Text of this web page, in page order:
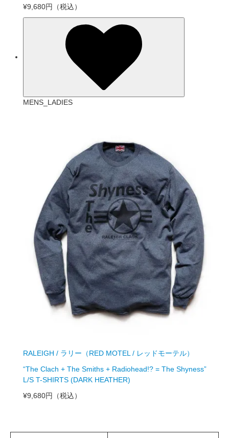
¥9,680円
（税込）
MENS_LADIES
RALEIGH / ラリー（RED MOTEL / レッドモーテル）
“The Clach + The Smiths + Radiohead!? = The Shyness”
L/S T-SHIRTS (DARK HEATHER)
¥9,680円
（税込）